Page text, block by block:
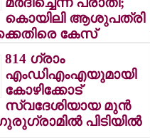
കൊയിലി ആശുപത്രി
കേസ്
814 ഗ്രാം
എംഡിഎംഎയുമായി
കോഴിക്കോട്
സ്വദേശിയായ മുന്‍
പിടിയില്‍